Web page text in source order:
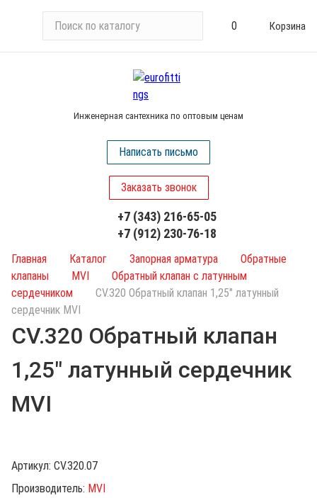
и
у
0 Корзина
Инженерная сантехника по оптовым ценам
Написать письмо
Заказать звонок
+7 (343) 216-65-05
+7 (912) 230-76-18
Главная Каталог Запорная арматура
Обратные
клапаны
MVI
Обратный клапан с латунным
сердечником
CV.320 Обратный клапан 1,25" латунный
сердечник MVI
CV.320 Обратный клапан
1,25" латунный сердечник
MVI
Артикул: CV.320.07
Производитель: MVI